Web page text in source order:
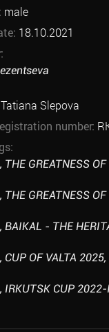
male
18.10.2021
Tatiana Slepova
number:
THE GREATNESS
THE GREATNESS
BAIKAL - THE
CUP OF VALTA
IRKUTSK CUP